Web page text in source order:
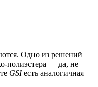
Одно из решений
полиэстера — да, не
GSIесть аналогичная